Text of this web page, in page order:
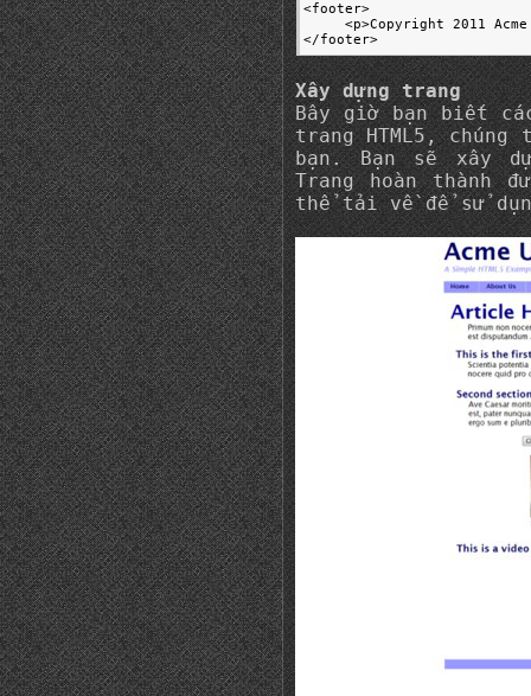
<footer>
<p>Copyright 2011
</footer>
Xây dựng trang
Bây giờ bạn biết
trang HTML5,
bạn. Bạn sẽ xây
Trang hoàn thành
thể tải về để sử